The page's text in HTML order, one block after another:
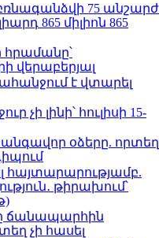
75 անշարժ
865 միլիոն 865
հրամանը՝
վերաբերյալ
է վտարել
չի լինի՝ հուլիսի 15-
օձերը. որտեղ
հայտարարությամբ.
թիրախում՝
ճանապարհին
չի հասել